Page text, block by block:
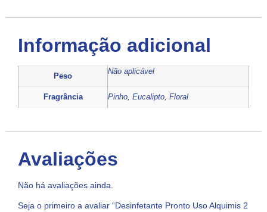
Informação adicional
Peso
Não aplicável
Fragrância Pinho, Eucalipto, Floral
Avaliações
Não há avaliações ainda.
Seja o primeiro a avaliar “Desinfetante Pronto Uso Alquimis 2